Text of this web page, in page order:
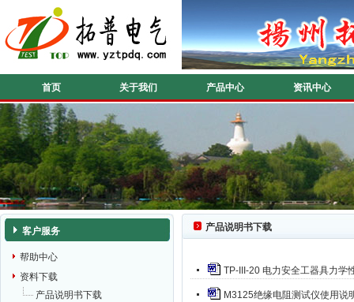
首页 关于我们 产品中心 资讯中心
客户服务
帮助中心
资料下载
产品说明书下载
产品说明书下载
TP-III-20 电力安全工器具力学
M3125绝缘电阻测试仪使用说